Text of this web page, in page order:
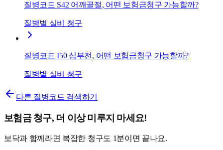
질병코드 S42 어깨골절, 어떤 보험금청구 가능할까?
질병별 실비 청구
질병코드 I50 심부전, 어떤 보험금청구 가능할까?
질병별 실비 청구
다른 질병코드 검색하기
보험금 청구, 더 이상 미루지 마세요!
보닥과 함께라면 복잡한 청구도 1분이면 끝나요.